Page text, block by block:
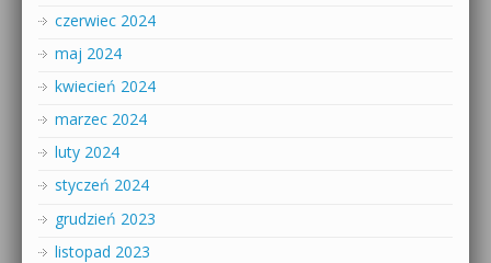
czerwiec 2024
maj 2024
kwiecień 2024
marzec 2024
luty 2024
styczeń 2024
grudzień 2023
listopad 2023